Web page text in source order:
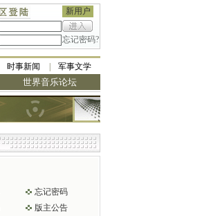
新用户
忘记密码?
时事新闻 军事文学
世界音乐论坛
忘记密码
版主公告